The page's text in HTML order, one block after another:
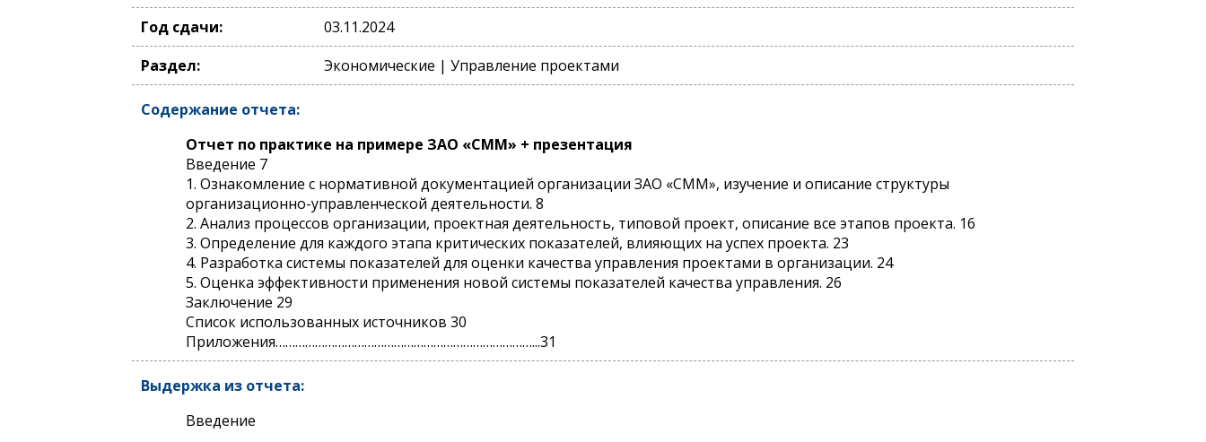
Год сдачи:
03.11.2024
Раздел:
Экономические | Управление проектами
Содержание отчета:
Отчет по практике на примере ЗАО «СММ» + презентация
Введение 7
1. Ознакомление с нормативной документацией организации ЗАО «СММ», изучение и описание структуры
организационно-управленческой деятельности. 8
2. Анализ процессов организации, проектная деятельность, типовой проект, описание все этапов проекта. 16
3. Определение для каждого этапа критических показателей, влияющих на успех проекта. 23
4. Разработка системы показателей для оценки качества управления проектами в организации. 24
5. Оценка эффективности применения новой системы показателей качества управления. 26
Заключение 29
Список использованных источников 30
Приложения……………………………………………………………………...31
Выдержка из отчета:
Введение